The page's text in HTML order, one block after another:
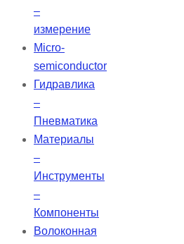
–
измерение
Micro-
semiconductor
Гидравлика
–
Пневматика
Материалы
–
Инструменты
–
Компоненты
Волоконная